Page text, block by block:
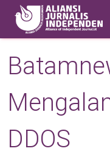
Skip to main content
DDOS